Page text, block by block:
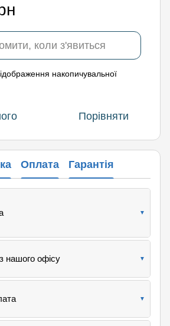
коли з'явиться
накопичувальної
Порівняти
Оплата Гарантія
▼
нашого офісу ▼
▼